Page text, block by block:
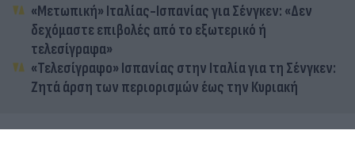
«Μετωπική» Ιταλίας-Ισπανίας για Σένγκεν: «Δεν
δεχόμαστε επιβολές από το εξωτερικό ή
τελεσίγραφα»
«Τελεσίγραφο» Ισπανίας στην Ιταλία για τη Σένγκεν:
Ζητά άρση των περιορισμών έως την Κυριακή